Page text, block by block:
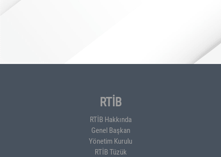
RTİB
RTİB Hakkında
Genel Başkan
Yönetim Kurulu
RTİB Tüzük